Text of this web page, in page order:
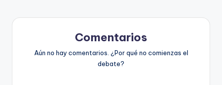
Comentarios
Aún no hay comentarios. ¿Por qué no comienzas el
debate?